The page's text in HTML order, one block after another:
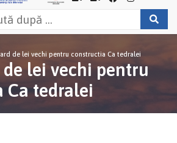
de lei vechi pentru constructia Ca tedralei
lei vechi pentru
Ca tedralei